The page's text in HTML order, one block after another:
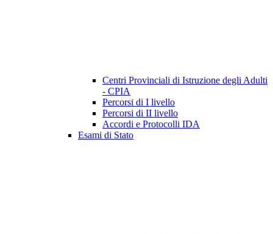
Centri Provinciali di Istruzione degli Adulti
- CPIA
Percorsi di I livello
Percorsi di II livello
Accordi e Protocolli IDA
Esami di Stato